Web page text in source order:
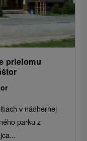
prielomu
v nádhernej
parku z